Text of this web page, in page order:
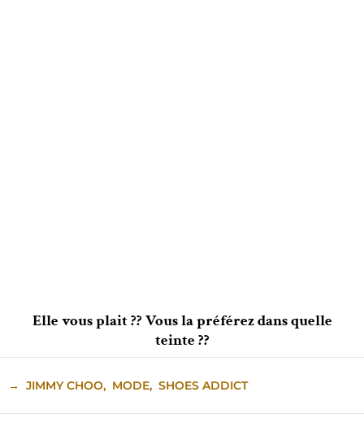
Elle vous plait ?? Vous la préférez dans quelle
teinte ??
→ JIMMY CHOO, MODE, SHOES ADDICT